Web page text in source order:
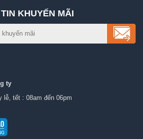
KHUYẾN MÃI
ty
lễ, tết : 08am đến 06pm